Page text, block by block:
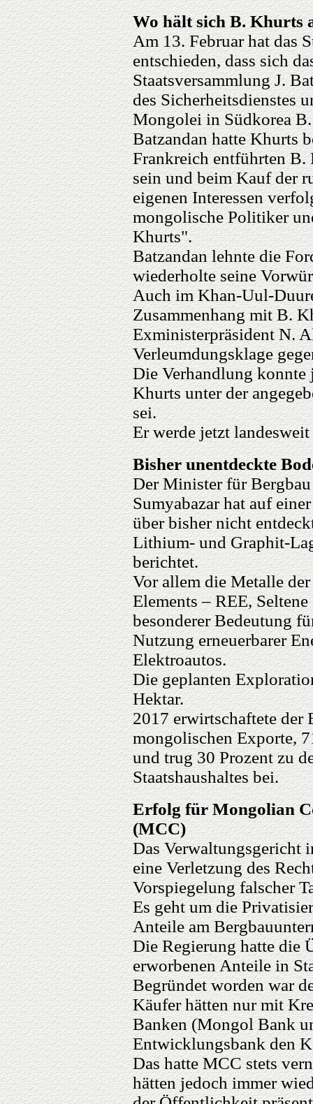
Wo hält sich B. Khurts
Am 13. Februar hat das
entschieden, dass sich
Staatsversammlung J.
des Sicherheitsdienstes
Mongolei in Südkorea
Batzandan hatte Khurts
Frankreich entführten
sein und beim Kauf der
eigenen Interessen
mongolische Politiker
Khurts".
Batzandan lehnte die
wiederholte seine
Auch im Khan-Uul-
Zusammenhang mit B.
Exministerpräsident N.
Verleumdungsklage
Die Verhandlung konnte
Khurts unter der
sei.
Er werde jetzt landesweit
Bisher unentdeckte
Der Minister für
Sumyabazar hat auf
über bisher nicht
Lithium- und Graphit-
berichtet.
Vor allem die Metalle
Elements – REE,
besonderer Bedeutung
Nutzung erneuerbarer
Elektroautos.
Die geplanten
Hektar.
2017 erwirtschaftete der
mongolischen Exporte,
und trug 30 Prozent zu
Staatshaushaltes bei.
Erfolg für Mongolian
(MCC)
Das Verwaltungsgericht
eine Verletzung des
Vorspiegelung falscher
Es geht um die
Anteile am
Die Regierung hatte die
erworbenen Anteile in
Begründet worden war
Käufer hätten nur mit
Banken (Mongol Bank
Entwicklungsbank den
Das hatte MCC stets
hätten jedoch immer